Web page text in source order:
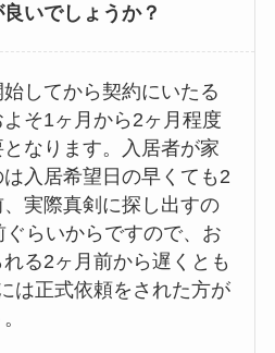
いでしょうか？
してから契約にいたる
よそ1ヶ月から2ヶ月程度
なります。入居者が家
入居希望日の早くても2
実際真剣に探し出すの
ぐらいからですので、お
る2ヶ月前から遅くとも
は正式依頼をされた方が